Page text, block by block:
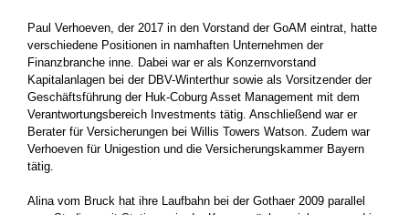
Paul Verhoeven, der 2017 in den Vorstand der GoAM eintrat, hatte
verschiedene Positionen in namhaften Unternehmen der
Finanzbranche inne. Dabei war er als Konzernvorstand
Kapitalanlagen bei der DBV-Winterthur sowie als Vorsitzender der
Geschäftsführung der Huk-Coburg Asset Management mit dem
Verantwortungsbereich Investments tätig. Anschließend war er
Berater für Versicherungen bei Willis Towers Watson. Zudem war
Verhoeven für Unigestion und die Versicherungskammer Bayern
tätig.
Alina vom Bruck hat ihre Laufbahn bei der Gothaer 2009 parallel